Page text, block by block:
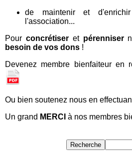
de maintenir et
l'association...
Pour concrétiseret pérenniser
besoin de vos dons !
Devenez membre bienfaiteur en
Ou bien soutenez nous en
Un grand MERCI à nos membres